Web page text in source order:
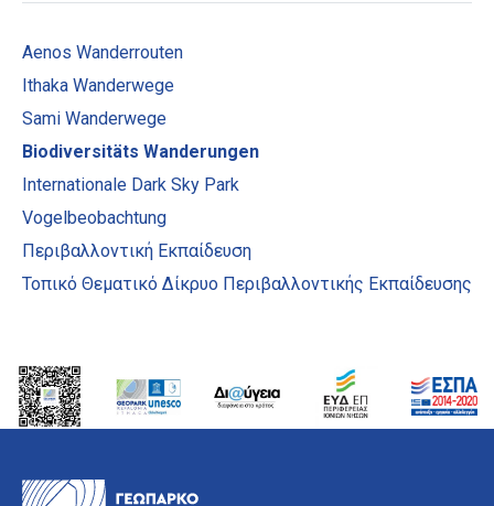
Aenos Wanderrouten
Ithaka Wanderwege
Sami Wanderwege
Biodiversitäts Wanderungen
Internationale Dark Sky Park
Vogelbeobachtung
Περιβαλλοντική Εκπαίδευση
Τοπικό Θεματικό Δίκρυο Περιβαλλοντικής Εκπαίδευσης